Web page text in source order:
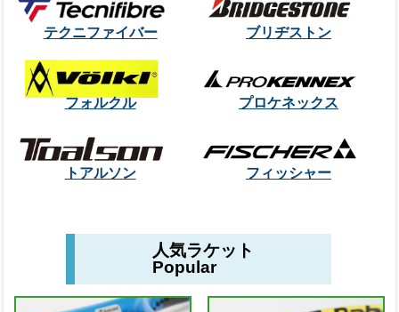
テクニファイバー ブリヂストン
フォルクル プロケネックス
トアルソン フィッシャー
人気ラケット
Popular